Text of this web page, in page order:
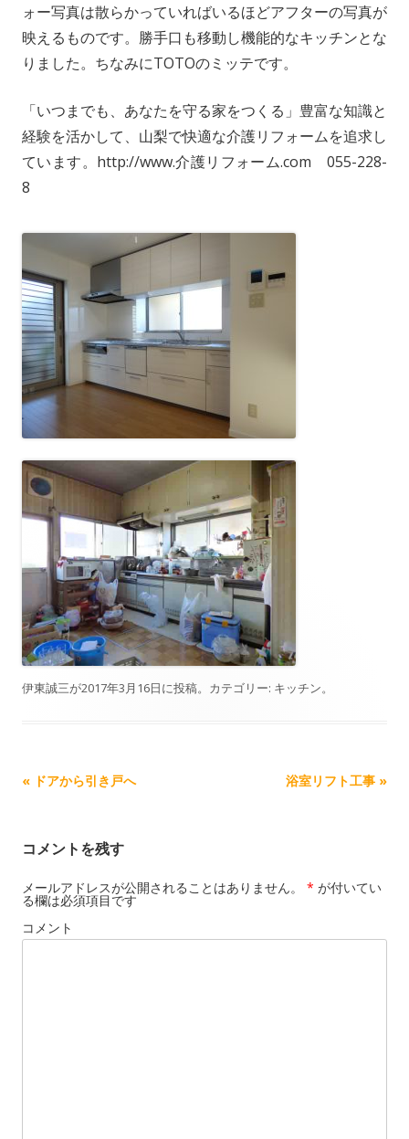
ォー写真は散らかっていればいるほどアフターの写真が
映えるものです。勝手口も移動し機能的なキッチンとな
りました。ちなみにTOTOのミッテです。
「いつまでも、あなたを守る家をつくる」豊富な知識と
経験を活かして、山梨で快適な介護リフォームを追求し
ています。http://www.介護リフォーム.com 055-228-
8
伊東誠三が2017年3月16日に投稿。カテゴリー: キッチン。
記事ナビゲーション
« ドアから引き戸へ 浴室リフト工事 »
コメントを残す
メールアドレスが公開されることはありません。 * が付いてい
る欄は必須項目です
コメント